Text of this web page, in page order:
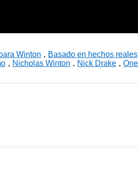
Winton , Basado en hechos reales
, Nicholas Winton , Nick Drake ,